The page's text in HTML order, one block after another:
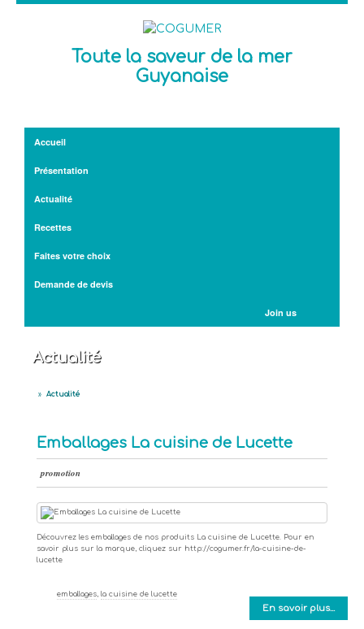
Toute la saveur de la mer
Guyanaise
Accueil
Présentation
Actualité
Recettes
Faites votre choix
Demande de devis
Join us
Actualité
» Actualité
Emballages La cuisine de Lucette
promotion
Découvrez les emballages de nos produits La cuisine de Lucette. Pour en
savoir plus sur la marque, cliquez sur http://cogumer.fr/la-cuisine-de-
lucette
En savoir plus...
emballages la cuisine de lucette